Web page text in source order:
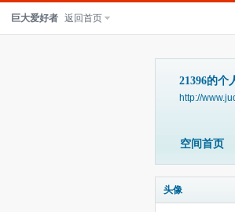
巨大爱好者 返回首页
21396的个
http://
空间首页
头像